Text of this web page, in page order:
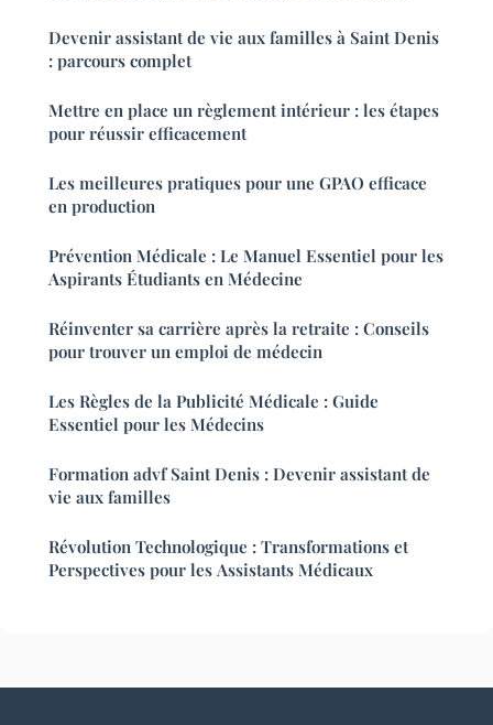
Devenir assistant de vie aux familles à Saint Denis
: parcours complet
Mettre en place un règlement intérieur : les étapes
pour réussir efficacement
Les meilleures pratiques pour une GPAO efficace
en production
Prévention Médicale : Le Manuel Essentiel pour les
Aspirants Étudiants en Médecine
Réinventer sa carrière après la retraite : Conseils
pour trouver un emploi de médecin
Les Règles de la Publicité Médicale : Guide
Essentiel pour les Médecins
Formation advf Saint Denis : Devenir assistant de
vie aux familles
Révolution Technologique : Transformations et
Perspectives pour les Assistants Médicaux